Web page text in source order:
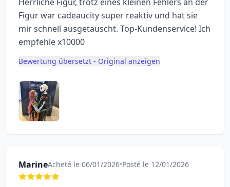
Figur war cadeaucity super reaktiv und hat sie
mir schnell ausgetauscht. Top-Kundenservice! Ich
empfehle x10000
Bewertung übersetzt - Original anzeigen
MarineAcheté le 06/01/2026•Posté le 12/01/2026